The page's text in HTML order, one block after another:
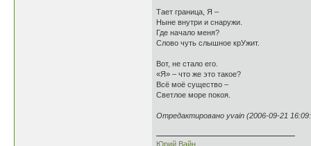
Тает граница, Я –
Ныне внутри и снаружи.
Где начало меня?
Слово чуть слышное крУжит.
Вот, не стало его.
«Я» – что же это такое?
Всё моё существо –
Светлое море покоя.
Отредактировано yvain (2006-09-21
Юрий Вайн